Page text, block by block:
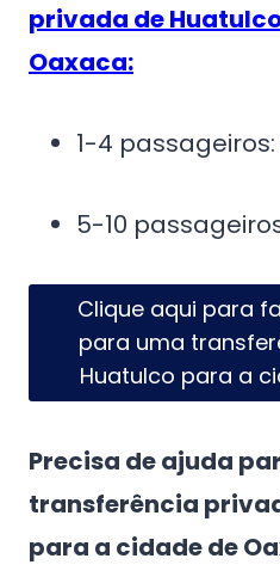
privada de
Oaxaca:
1-4 passageiros:
5-10
Clique aqui para
para uma
Huatulco para a
Precisa de ajuda
transferência
para a cidade de